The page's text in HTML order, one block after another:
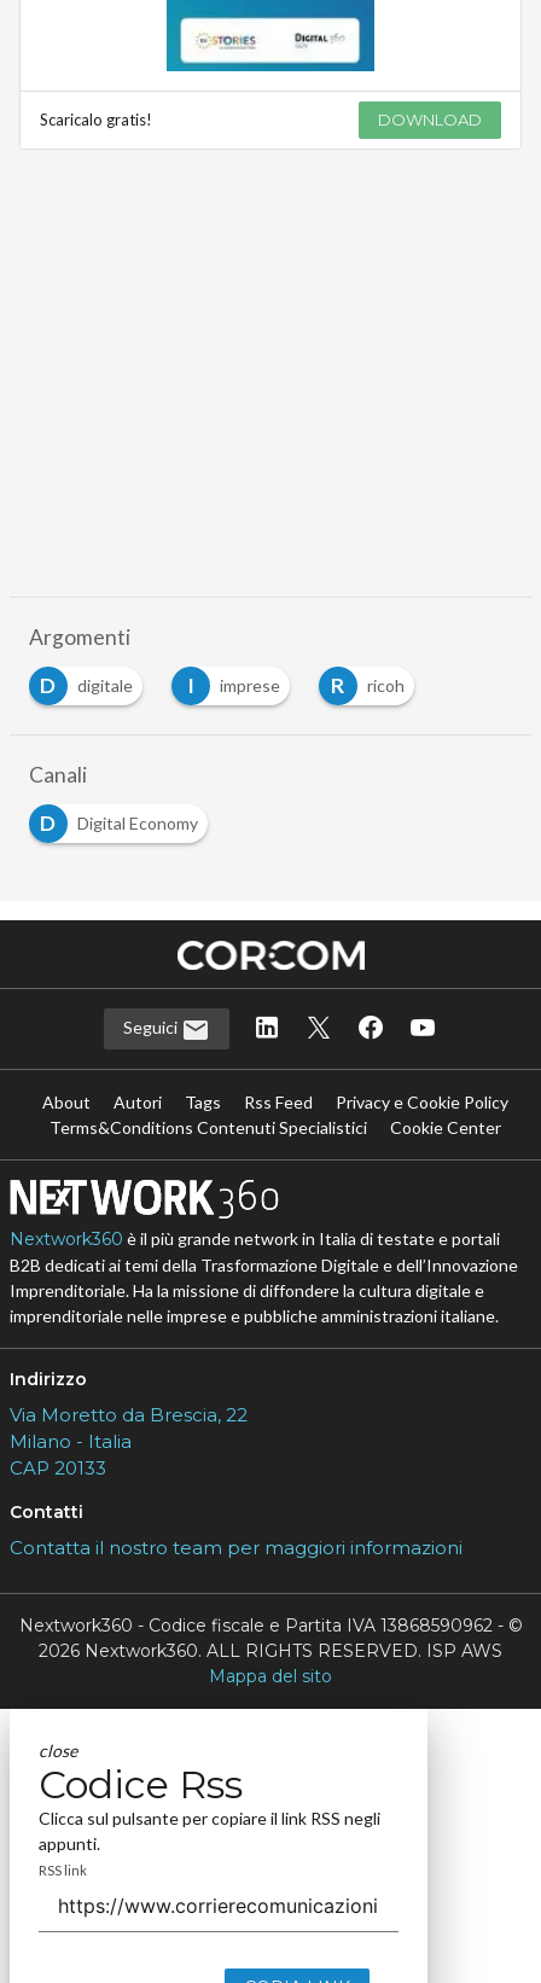
Scaricalo gratis! DOWNLOAD
Argomenti
D
digitale I imprese R ricoh
Canali
D
Digital Economy
Seguici
About Autori Tags Rss Feed
Privacy e Cookie Policy
Terms&Conditions Contenuti Specialistici
Cookie Center
Nextwork360 è il più grande network in Italia di testate e portali
B2B dedicati ai temi della Trasformazione Digitale e dell’Innovazione
Imprenditoriale. Ha la missione di diffondere la cultura digitale e
imprenditoriale nelle imprese e pubbliche amministrazioni italiane.
Indirizzo
Via Moretto da Brescia, 22
Milano - Italia
CAP 20133
Contatti
Contatta il nostro team per maggiori informazioni
Nextwork360 - Codice fiscale e Partita IVA 13868590962 - ©
2026 Nextwork360. ALL RIGHTS RESERVED. ISP AWS
Mappa del sito
close
Codice Rss
Clicca sul pulsante per copiare il link RSS negli
appunti.
RSS link